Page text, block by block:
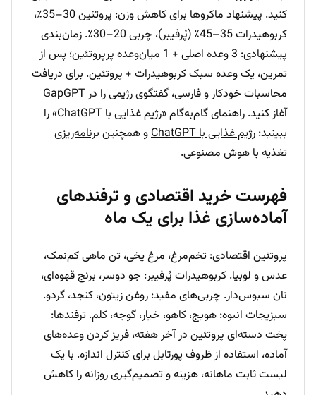
کنید. پیشنهاد ماکروها برای کاهش وزن: پروتئین 30–35٪،
کربوهیدرات 35–45٪ (پُرفیبر)، چربی 20–30٪. زمان‌بندی
پیشنهادی: 3 وعده اصلی + 1 میان‌وعده پرپروتئین؛ پس از
تمرین، یک وعده سبک کربوهیدرات + پروتئین. برای دریافت
محاسبات خودکار و فارسی، گفتگوی رژیمی را در GapGPT
آغاز کنید. راهنمای گام‌به‌گام «رژیم غذایی با ChatGPT» را
ببینید: رژیم غذایی با ChatGPT و همچنینبرنامه‌ریزی
تغذیه با هوش مصنوعی.
فهرست خرید اقتصادی و ترفندهای
آماده‌سازی غذا برای یک ماه
پروتئین اقتصادی: تخم‌مرغ، مرغ یخی، تن ماهی کم‌نمک،
عدس و لوبیا. کربوهیدرات پُرفیبر: جو دوسر، برنج قهوه‌ای،
نان سبوس‌دار. چربی‌های مفید: روغن زیتون، کنجد، گردو.
سبزیجات انبوه: هویج، کاهو، خیار، گوجه، کلم. ترفندها:
پخت دسته‌ای پروتئین در آخر هفته، فریز کردن وعده‌های
آماده، استفاده از ظروف پورتابل برای کنترل اندازه. با یک
لیست ثابت ماهانه، هزینه و تصمیم‌گیری روزانه را کاهش